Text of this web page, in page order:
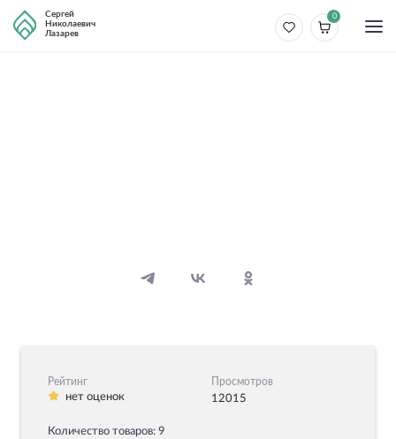
Сергей
Николаевич
Лазарев
0
Рейтинг
нет оценок
Просмотров
12015
Количество товаров: 9